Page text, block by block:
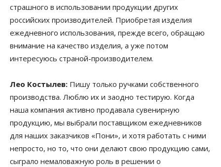
страшного в использовании продукции других
российских производителей. Приобретая изделия
ежедневного использования, прежде всего, обращаю
внимание на качество изделия, а уже потом
интересуюсь страной-производителем.
Лео Костылев: Пишу только ручками собственного
производства. Люблю их и заодно тестирую. Когда
наша компания активно продавала сувенирную
продукцию, мы выбрали поставщиком ежедневников
для наших заказчиков «Пони», и хотя работать с ними
непросто, но то, что они делают свою продукцию сами,
сыграло немаловажную роль в решении о